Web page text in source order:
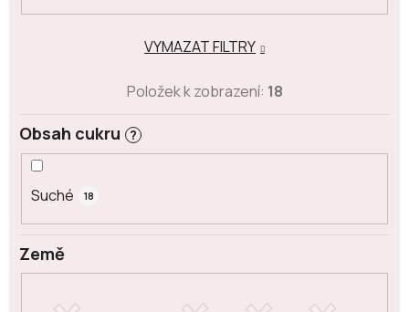
Země
Obsah cukru ?
Suché 18
VYMAZAT FILTRY
Položek k zobrazení: 18